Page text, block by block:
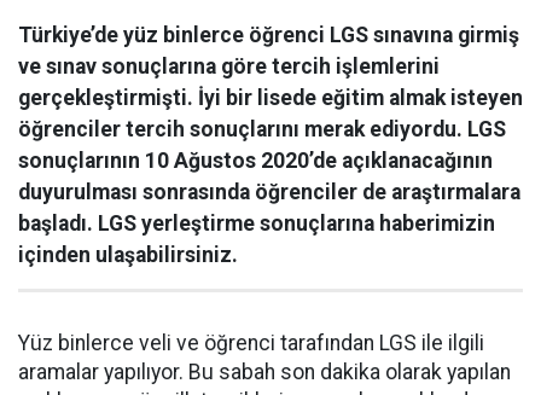
Türkiye’de yüz binlerce öğrenci LGS sınavına girmiş
ve sınav sonuçlarına göre tercih işlemlerini
gerçekleştirmişti. İyi bir lisede eğitim almak isteyen
öğrenciler tercih sonuçlarını merak ediyordu. LGS
sonuçlarının 10 Ağustos 2020’de açıklanacağının
duyurulması sonrasında öğrenciler de araştırmalara
başladı. LGS yerleştirme sonuçlarına haberimizin
içinden ulaşabilirsiniz.
Yüz binlerce veli ve öğrenci tarafından LGS ile ilgili
aramalar yapılıyor. Bu sabah son dakika olarak yapılan